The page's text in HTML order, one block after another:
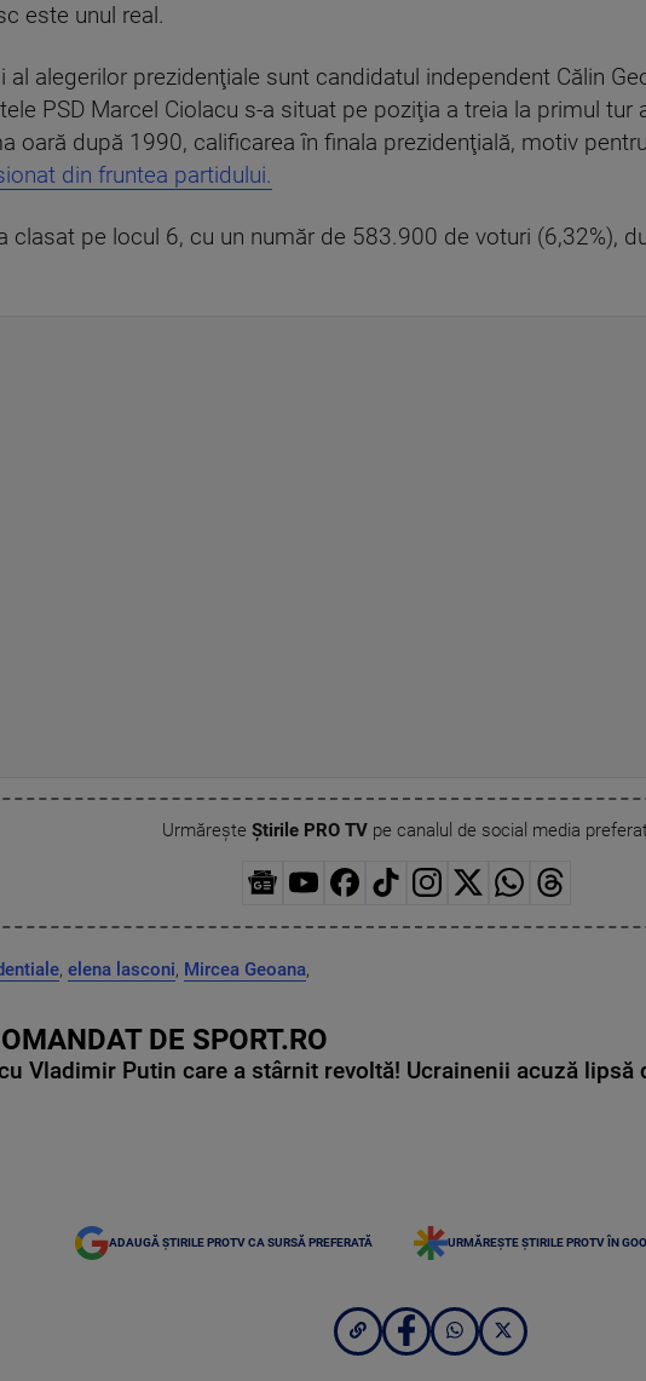
este unul real.
al alegerilor prezidenţiale sunt candidatul independent Călin
PSD Marcel Ciolacu s-a situat pe poziţia a treia la primul tur
oară după 1990, calificarea în finala prezidenţială, motiv
din fruntea partidului.
clasat pe locul 6, cu un număr de 583.900 de voturi (6,32%),
Urmărește Știrile PRO TVpe canalul de social media
, elena lasconi, Mircea Geoana,
DE SPORT.RO
Vladimir Putin care a stârnit revoltă! Ucrainenii acuză lipsă
ADAUGĂ ȘTIRILE PROTV CA SURSĂ PREFERATĂ URMĂREȘTE ȘTIRILE PROTV ÎN